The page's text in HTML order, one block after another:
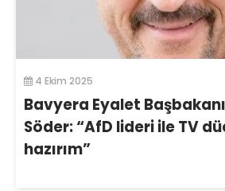
4 Ekim 2025
Bavyera Eyalet
Söder: “AfD lideri ile TV
hazırım”